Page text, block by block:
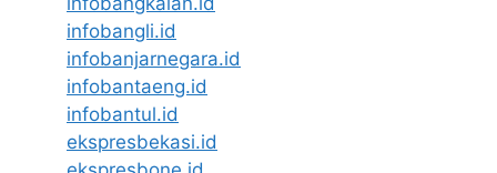
infobangli.id
infobanjarnegara.id
infobantaeng.id
infobantul.id
ekspresbekasi.id